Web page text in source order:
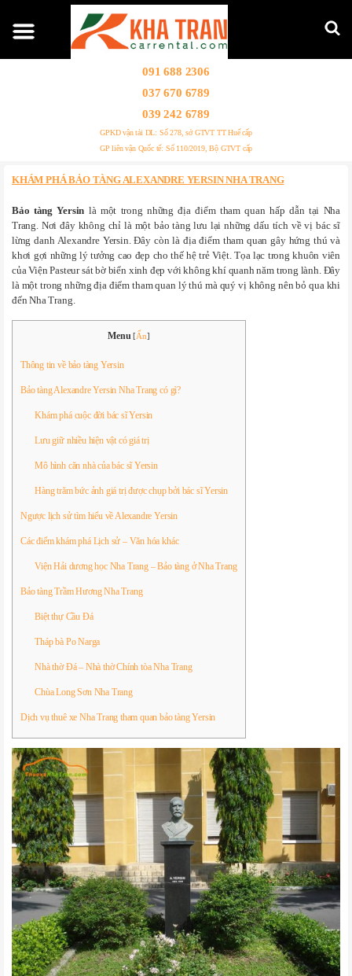
091 688 2306
037 670 6789
039 242 6789
GPKD vận tải DL: Số 278, sở GTVT TT Huế cấp
GP liên vận Quốc tế: Số 110/2019, Bộ GTVT cấp
KHÁM PHÁ BẢO TÀNG ALEXANDRE YERSIN NHA TRANG
Bảo tàng Yersin là một trong những địa điểm tham quan hấp dẫn tại Nha
Trang. Nơi đây không chỉ là một bảo tàng lưu lại những dấu tích về vị bác sĩ
lừng danh Alexandre Yersin. Đây còn là địa điểm tham quan gây hứng thú và
khơi gợi những lý tưởng cao đẹp cho thế hệ trẻ Việt. Tọa lạc trong khuôn viên
của Viện Pasteur sát bờ biển xinh đẹp với không khí quanh năm trong lành. Đây
là một trong những địa điểm tham quan lý thú mà quý vị không nên bỏ qua khi
đến Nha Trang.
Menu [Ẩn]
Thông tin về bảo tàng Yersin
Bảo tàng Alexandre Yersin Nha Trang có gì?
Khám phá cuộc đời bác sĩ Yersin
Lưu giữ nhiều hiện vật có giá trị
Mô hình căn nhà của bác sĩ Yersin
Hàng trăm bức ảnh giá trị được chụp bởi bác sĩ Yersin
Ngược lịch sử tìm hiểu về Alexandre Yersin
Các điểm khám phá Lịch sử – Văn hóa khác
Viện Hải dương học Nha Trang – Bảo tàng ở Nha Trang
Bảo tàng Trầm Hương Nha Trang
Biệt thự Cầu Đá
Tháp bà Po Narga
Nhà thờ Đá – Nhà thờ Chính tòa Nha Trang
Chùa Long Sơn Nha Trang
Dịch vụ thuê xe Nha Trang tham quan bảo tàng Yersin